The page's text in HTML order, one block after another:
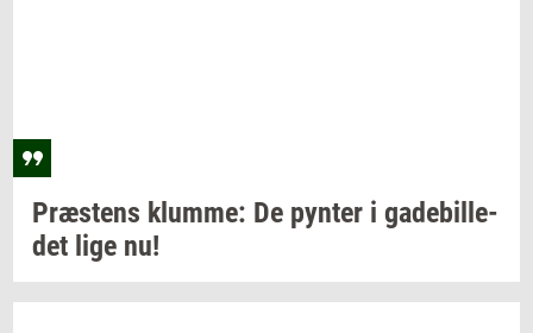
Præ­stens klum­me: De py­n­ter i ga­de­bil­le­
det lige nu!